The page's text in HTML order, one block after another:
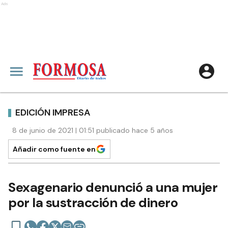
Ads
EDICIÓN IMPRESA
8 de junio de 2021 | 01:51 publicado hace 5 años
Añadir como fuente en
Sexagenario denunció a una mujer
por la sustracción de dinero